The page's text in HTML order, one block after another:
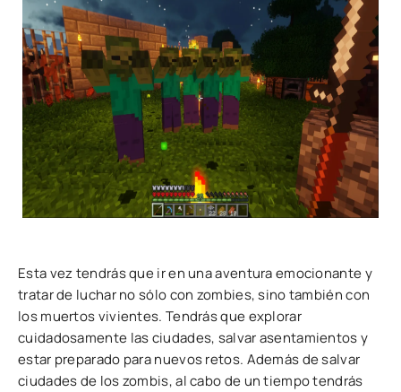
Esta vez tendrás que ir en una aventura emocionante y
tratar de luchar no sólo con zombies, sino también con
los muertos vivientes. Tendrás que explorar
cuidadosamente las ciudades, salvar asentamientos y
estar preparado para nuevos retos. Además de salvar
ciudades de los zombis, al cabo de un tiempo tendrás